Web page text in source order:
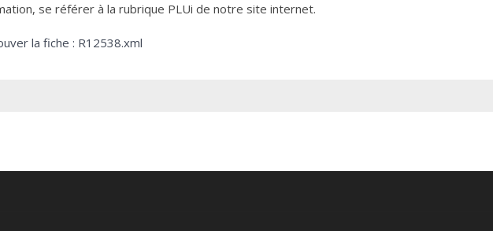
se référer à la rubrique PLUi de notre site internet.
la fiche : R12538.xml